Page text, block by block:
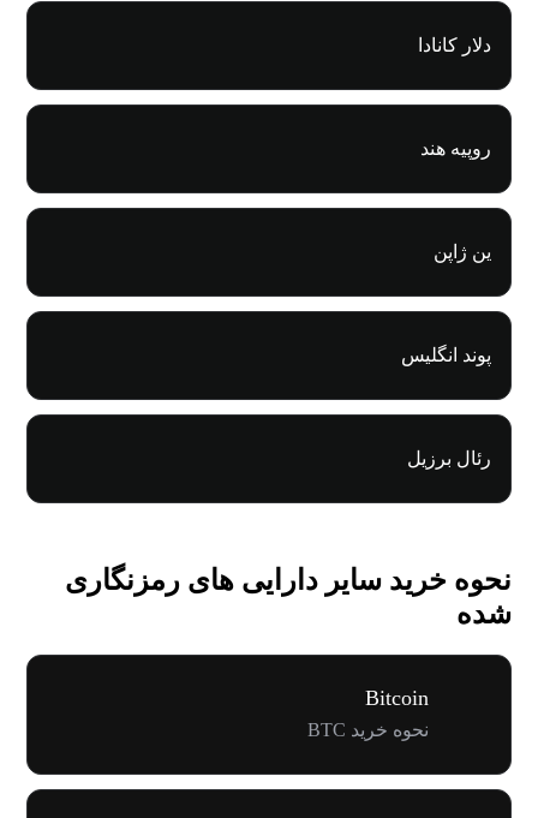
دلار کانادا
روپیه هند
ین ژاپن
پوند انگلیس
رئال برزیل
نحوه خرید سایر دارایی های رمزنگاری
شده
Bitcoin
نحوه خرید BTC